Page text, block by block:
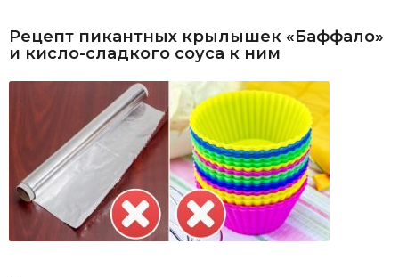
Рецепт пикантных крылышек «Баффало»
и кисло-сладкого соуса к ним